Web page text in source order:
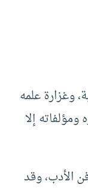
وغزارة علمه
إلا
الأدب، وقد